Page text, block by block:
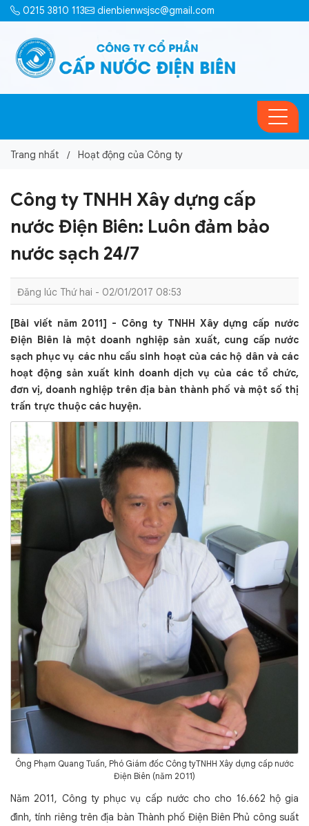
0215 3810 113 dienbienwsjsc@gmail.com
Trang nhất Hoạt động của Công ty
Công ty TNHH Xây dựng cấp
nước Điện Biên: Luôn đảm bảo
nước sạch 24/7
Đăng lúc Thứ hai - 02/01/2017 08:53
[Bài viết năm 2011] - Công ty TNHH Xây dựng cấp nước
Điện Biên là một doanh nghiệp sản xuất, cung cấp nước
sạch phục vụ các nhu cầu sinh hoạt của các hộ dân và các
hoạt động sản xuất kinh doanh dịch vụ của các tổ chức,
đơn vị, doanh nghiệp trên địa bàn thành phố và một số thị
trấn trực thuộc các huyện.
Ông Phạm Quang Tuấn, Phó Giám đốc Công tyTNHH Xây dựng cấp nước
Điện Biên (năm 2011)
Năm 2011, Công ty phục vụ cấp nước cho cho 16.662 hộ gia
đình, tính riêng trên địa bàn Thành phố Điện Biên Phủ công suất